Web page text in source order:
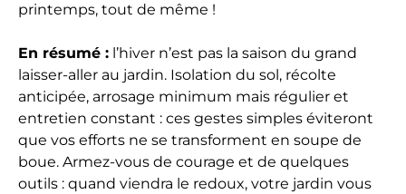
printemps, tout de même !
En résumé : l’hiver n’est pas la saison du grand
laisser-aller au jardin. Isolation du sol, récolte
anticipée, arrosage minimum mais régulier et
entretien constant : ces gestes simples éviteront
que vos efforts ne se transforment en soupe de
boue. Armez-vous de courage et de quelques
outils : quand viendra le redoux, votre jardin vous